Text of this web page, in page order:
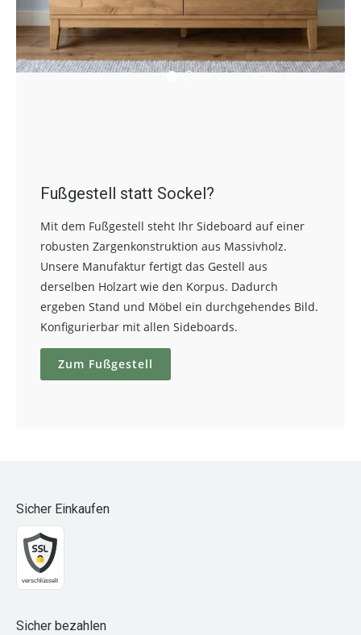
Fußgestell statt Sockel?
Mit dem Fußgestell steht Ihr Sideboard auf einer
robusten Zargenkonstruktion aus Massivholz.
Unsere Manufaktur fertigt das Gestell aus
derselben Holzart wie den Korpus. Dadurch
ergeben Stand und Möbel ein durchgehendes Bild.
Konfigurierbar mit allen Sideboards.
Zum Fußgestell
Sicher Einkaufen
Sicher bezahlen